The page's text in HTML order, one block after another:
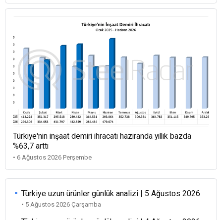
Türkiye'nin inşaat demiri ihracatı haziranda yıllık bazda
%63,7 arttı
• 6 Ağustos 2026 Perşembe
Türkiye uzun ürünler günlük analizi | 5 Ağustos 2026
• 5 Ağustos 2026 Çarşamba